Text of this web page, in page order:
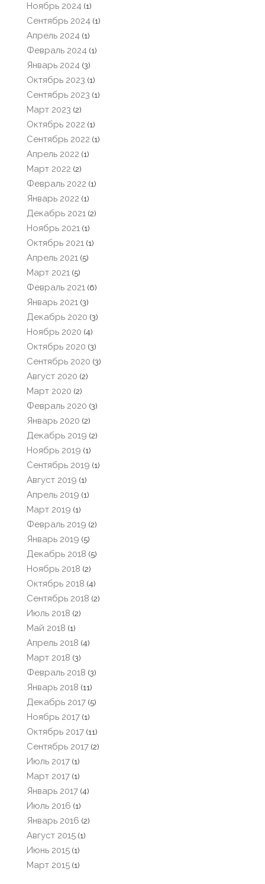
Ноябрь 2024 (1)
Сентябрь 2024 (1)
Апрель 2024 (1)
Февраль 2024 (1)
Январь 2024 (3)
Октябрь 2023 (1)
Сентябрь 2023 (1)
Март 2023 (2)
Октябрь 2022 (1)
Сентябрь 2022 (1)
Апрель 2022 (1)
Март 2022 (2)
Февраль 2022 (1)
Январь 2022 (1)
Декабрь 2021 (2)
Ноябрь 2021 (1)
Октябрь 2021 (1)
Апрель 2021 (5)
Март 2021 (5)
Февраль 2021 (6)
Январь 2021 (3)
Декабрь 2020 (3)
Ноябрь 2020 (4)
Октябрь 2020 (3)
Сентябрь 2020 (3)
Август 2020 (2)
Март 2020 (2)
Февраль 2020 (3)
Январь 2020 (2)
Декабрь 2019 (2)
Ноябрь 2019 (1)
Сентябрь 2019 (1)
Август 2019 (1)
Апрель 2019 (1)
Март 2019 (1)
Февраль 2019 (2)
Январь 2019 (5)
Декабрь 2018 (5)
Ноябрь 2018 (2)
Октябрь 2018 (4)
Сентябрь 2018 (2)
Июль 2018 (2)
Май 2018 (1)
Апрель 2018 (4)
Март 2018 (3)
Февраль 2018 (3)
Январь 2018 (11)
Декабрь 2017 (5)
Ноябрь 2017 (1)
Октябрь 2017 (11)
Сентябрь 2017 (2)
Июль 2017 (1)
Март 2017 (1)
Январь 2017 (4)
Июль 2016 (1)
Январь 2016 (2)
Август 2015 (1)
Июнь 2015 (1)
Март 2015 (1)